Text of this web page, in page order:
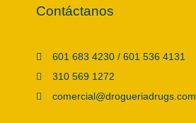
Contáctanos
601 683 4230 / 601 536 4131
310 569 1272
comercial@drogueriadrugs.com